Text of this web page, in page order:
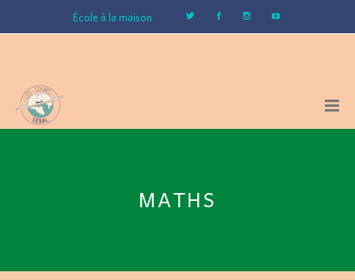
École à la maison
MATHS